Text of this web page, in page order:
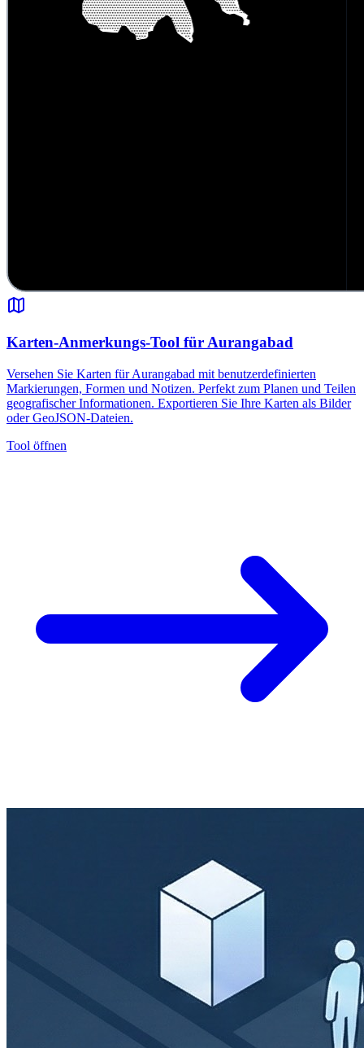
Karten-Anmerkungs-Tool für Aurangabad
Versehen Sie Karten für Aurangabad mit benutzerdefinierten
Markierungen, Formen und Notizen. Perfekt zum Planen und Teilen
geografischer Informationen. Exportieren Sie Ihre Karten als Bilder
oder GeoJSON-Dateien.
Tool öffnen